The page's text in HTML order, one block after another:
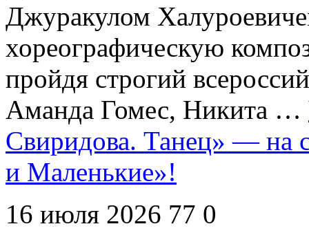
Джуракулом
хореографическую
пройдя строгий
Аманда Гомес, Никита …
Свиридова. Танец» — на
и Маленькие»!
16 июля 2026 77 0